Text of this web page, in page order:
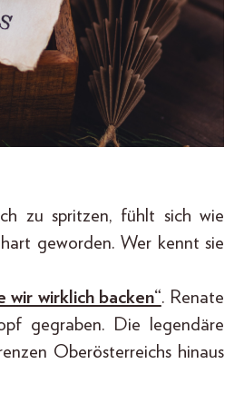
zu spritzen, fühlt sich wie
geworden. Wer kennt sie
wir wirklich backen“. Renate
gegraben. Die legendäre
Oberösterreichs hinaus